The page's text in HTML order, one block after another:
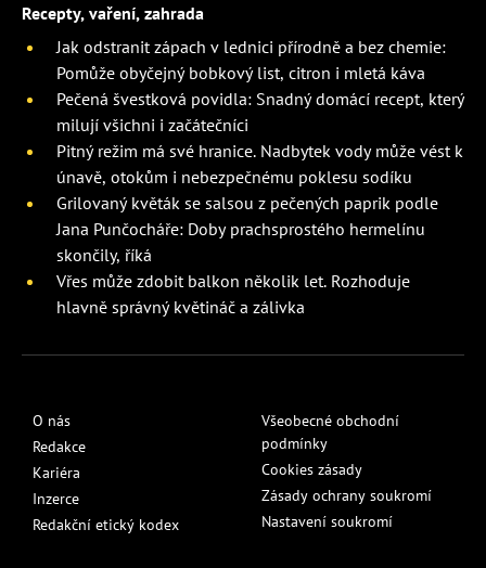
Recepty, vaření, zahrada
Jak odstranit zápach v lednici přírodně a bez chemie:
Pomůže obyčejný bobkový list, citron i mletá káva
Pečená švestková povidla: Snadný domácí recept, který
milují všichni i začátečníci
Pitný režim má své hranice. Nadbytek vody může vést k
únavě, otokům i nebezpečnému poklesu sodíku
Grilovaný květák se salsou z pečených paprik podle
Jana Punčocháře: Doby prachsprostého hermelínu
skončily, říká
Vřes může zdobit balkon několik let. Rozhoduje
hlavně správný květináč a zálivka
O nás
Redakce
Kariéra
Inzerce
Redakční etický kodex
Všeobecné obchodní
podmínky
Cookies zásady
Zásady ochrany soukromí
Nastavení soukromí